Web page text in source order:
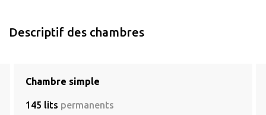
Descriptif des chambres
Chambre simple
145 lits permanents